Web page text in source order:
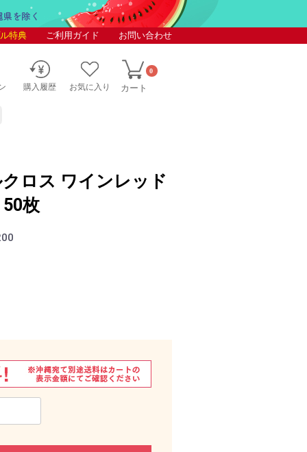
特典 ご利用ガイド お問い合わせ
購入履歴 お気に入り カート
0
ロス ワインレッド
枚